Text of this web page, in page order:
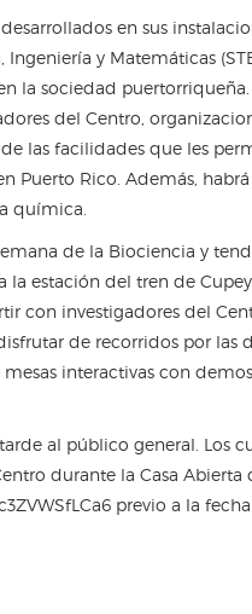
en sus
Ingeniería y Matemáticas
la sociedad
del Centro,
las facilidades que les
Puerto Rico. Además,
química.
de la Biociencia y
estación del tren de Cupey.
con investigadores del
de recorridos por las
interactivas con
al público general. Los
durante la Casa Abierta
previo a la